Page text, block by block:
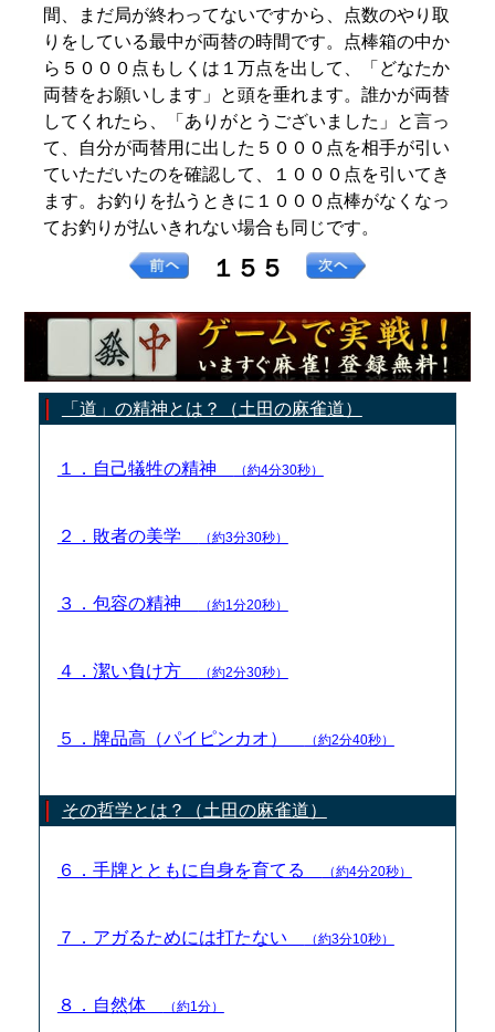
間、まだ局が終わってないですから、点数のやり取
りをしている最中が両替の時間です。点棒箱の中か
ら５０００点もしくは１万点を出して、「どなたか
両替をお願いします」と頭を垂れます。誰かが両替
してくれたら、「ありがとうございました」と言っ
て、自分が両替用に出した５０００点を相手が引い
ていただいたのを確認して、１０００点を引いてき
ます。お釣りを払うときに１０００点棒がなくなっ
てお釣りが払いきれない場合も同じです。
１５５
「道」の精神とは？（土田の麻雀道）
１．自己犠牲の精神 （約4分30秒）
２．敗者の美学 （約3分30秒）
３．包容の精神 （約1分20秒）
４．潔い負け方 （約2分30秒）
５．牌品高（パイピンカオ） （約2分40秒）
その哲学とは？（土田の麻雀道）
６．手牌とともに自身を育てる （約4分20秒）
７．アガるためには打たない （約3分10秒）
８．自然体 （約1分）